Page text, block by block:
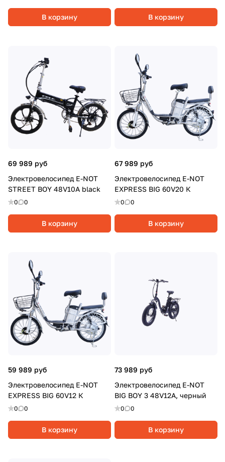
В корзину В корзину
69 989 руб
Электровелосипед E-NOT
STREET BOY 48V10A black
0 0
В корзину
67 989 руб
Электровелосипед E-NOT
EXPRESS BIG 60V20 К
0 0
В корзину
59 989 руб
Электровелосипед E-NOT
EXPRESS BIG 60V12 К
0 0
В корзину
73 989 руб
Электровелосипед E-NOT
BIG BOY 3 48V12A, черный
0 0
В корзину